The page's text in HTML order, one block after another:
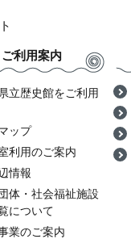
ご利用案内
立歴史館をご利用
ップ
利用のご案内
情報
体・社会福祉施設
について
業のご案内